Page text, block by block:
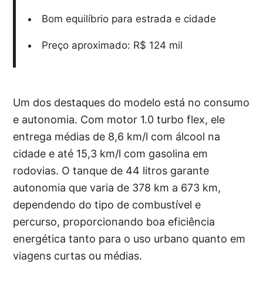
Bom equilíbrio para estrada e cidade
Preço aproximado: R$ 124 mil
Um dos destaques do modelo está no consumo
e autonomia. Com motor 1.0 turbo flex, ele
entrega médias de 8,6 km/l com álcool na
cidade e até 15,3 km/l com gasolina em
rodovias. O tanque de 44 litros garante
autonomia que varia de 378 km a 673 km,
dependendo do tipo de combustível e
percurso, proporcionando boa eficiência
energética tanto para o uso urbano quanto em
viagens curtas ou médias.